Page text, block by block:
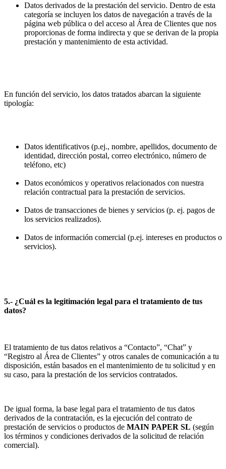
Datos derivados de la prestación del servicio. Dentro de esta
categoría se incluyen los datos de navegación a través de la
página web pública o del acceso al Área de Clientes que nos
proporcionas de forma indirecta y que se derivan de la propia
prestación y mantenimiento de esta actividad.
En función del servicio, los datos tratados abarcan la siguiente
tipología:
Datos identificativos (p.ej., nombre, apellidos, documento de
identidad, dirección postal, correo electrónico, número de
teléfono, etc)
Datos económicos y operativos relacionados con nuestra
relación contractual para la prestación de servicios.
Datos de transacciones de bienes y servicios (p. ej. pagos de
los servicios realizados).
Datos de información comercial (p.ej. intereses en productos o
servicios).
5.- ¿Cuál es la legitimación legal para el tratamiento de tus
datos?
El tratamiento de tus datos relativos a “Contacto”, “Chat” y
“Registro al Área de Clientes” y otros canales de comunicación a tu
disposición, están basados en el mantenimiento de tu solicitud y en
su caso, para la prestación de los servicios contratados.
De igual forma, la base legal para el tratamiento de tus datos
derivados de la contratación, es la ejecución del contrato de
prestación de servicios o productos de MAIN PAPER SL (según
los términos y condiciones derivados de la solicitud de relación
comercial).